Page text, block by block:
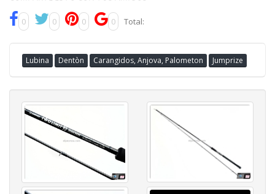
0 0 0 0 Total:
Lubina Dentòn Carangidos, Anjova, Palometon Jumprize